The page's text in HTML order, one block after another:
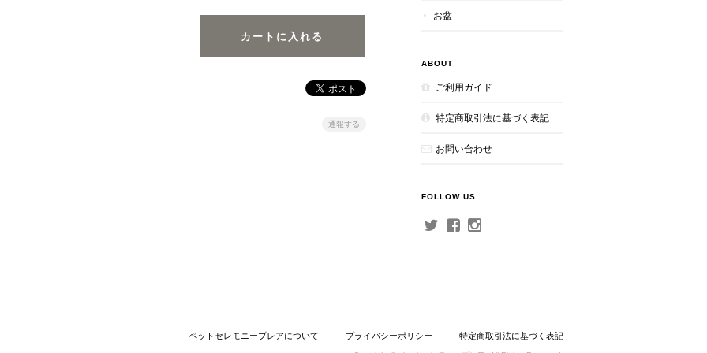
通報する
お盆
ABOUT
ご利用ガイド
特定商取引法に基づく表記
お問い合わせ
FOLLOW US
ペットセレモニープレアについて プライバシーポリシー 特定商取引法に基づく表記